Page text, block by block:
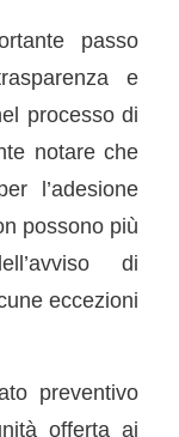
passo
e
processo di
notare che
l’adesione
possono più
di
eccezioni
preventivo
offerta ai